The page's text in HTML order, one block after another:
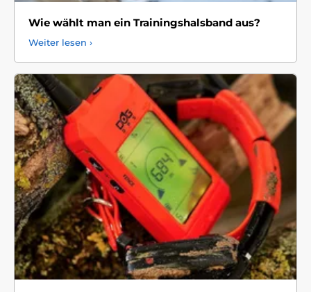
Wie wählt man ein Trainingshalsband aus?
Weiter lesen ›